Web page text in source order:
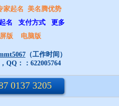
家起名 美名腾优势
名 支付方式
更多
版 电脑版
（工作时间）
QQ：： 622005764
0137 3205